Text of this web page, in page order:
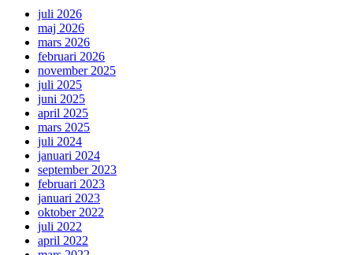
juli 2026
maj 2026
mars 2026
februari 2026
november 2025
juli 2025
juni 2025
april 2025
mars 2025
juli 2024
januari 2024
september 2023
februari 2023
januari 2023
oktober 2022
juli 2022
april 2022